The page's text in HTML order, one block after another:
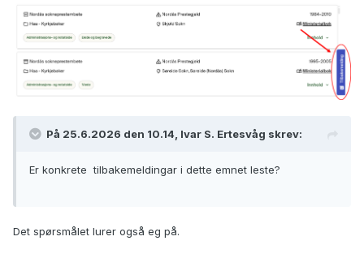
På 25.6.2026 den 10.14, Ivar S. Ertesvåg skrev:
Er konkrete tilbakemeldingar i dette emnet leste?
Det spørsmålet lurer også eg på.